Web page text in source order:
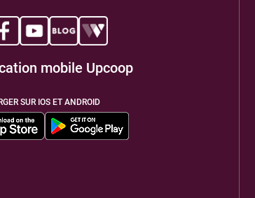
mobile Upcoop
SUR IOS ET ANDROID